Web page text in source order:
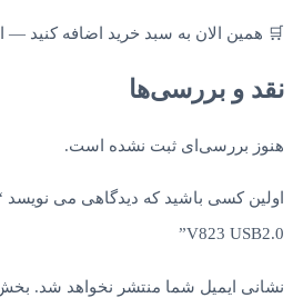
🛒 همین الان به سبد خرید اضافه کنید
نقد و بررسی‌ها
هنوز بررسی‌ای ثبت نشده است.
V823 USB2.0”
نشانی ایمیل شما منتشر نخواهد شد.